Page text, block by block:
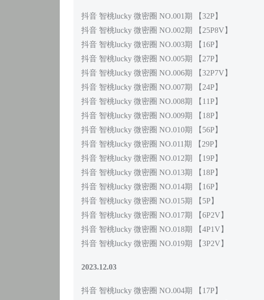
抖音 智桃lucky 微密圈 NO.001期 【32P】
抖音 智桃lucky 微密圈 NO.002期 【25P8V】
抖音 智桃lucky 微密圈 NO.003期 【16P】
抖音 智桃lucky 微密圈 NO.005期 【27P】
抖音 智桃lucky 微密圈 NO.006期 【32P7V】
抖音 智桃lucky 微密圈 NO.007期 【24P】
抖音 智桃lucky 微密圈 NO.008期 【11P】
抖音 智桃lucky 微密圈 NO.009期 【18P】
抖音 智桃lucky 微密圈 NO.010期 【56P】
抖音 智桃lucky 微密圈 NO.011期 【29P】
抖音 智桃lucky 微密圈 NO.012期 【19P】
抖音 智桃lucky 微密圈 NO.013期 【18P】
抖音 智桃lucky 微密圈 NO.014期 【16P】
抖音 智桃lucky 微密圈 NO.015期 【5P】
抖音 智桃lucky 微密圈 NO.017期 【6P2V】
抖音 智桃lucky 微密圈 NO.018期 【4P1V】
抖音 智桃lucky 微密圈 NO.019期 【3P2V】
2023.12.03
抖音 智桃lucky 微密圈 NO.004期 【17P】